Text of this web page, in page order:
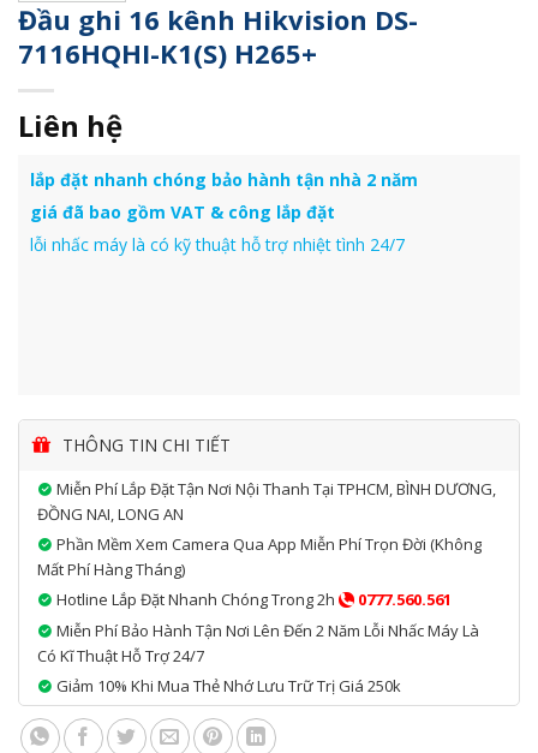
Đầu ghi 16 kênh Hikvision DS-
7116HQHI-K1(S) H265+
Liên hệ
lắp đặt nhanh chóng bảo hành tận nhà 2 năm
giá đã bao gồm VAT & công lắp đặt
lỗi nhấc máy là có kỹ thuật hỗ trợ nhiệt tình 24/7
THÔNG TIN CHI TIẾT
Miễn Phí Lắp Đặt Tận Nơi Nội Thanh Tại TPHCM, BÌNH DƯƠNG,
ĐỒNG NAI, LONG AN
Phần Mềm Xem Camera Qua App Miễn Phí Trọn Đời (không
Mất Phí Hàng Tháng)
Hotline Lắp Đặt Nhanh Chóng Trong 2h
0777.560.561
Miễn Phí Bảo Hành Tận Nơi Lên Đến 2 Năm Lỗi Nhấc Máy Là
Có Kĩ Thuật Hỗ Trợ 24/7
Giảm 10% Khi Mua Thẻ Nhớ Lưu Trữ Trị Giá 250k